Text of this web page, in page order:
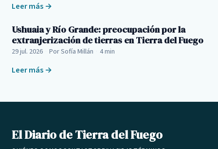
Leer más →
Ushuaia y Río Grande: preocupación por la
extranjerización de tierras en Tierra del Fuego
29 jul. 2026 Por Sofía Millán 4 min
Leer más →
El Diario de Tierra del Fuego